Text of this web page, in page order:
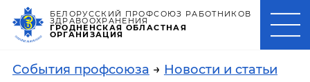
БЕЛОРУССКИЙ ПРОФСОЮЗ РАБОТНИКОВ
ЗДРАВООХРАНЕНИЯ
ГРОДНЕНСКАЯ ОБЛАСТНАЯ
ОРГАНИЗАЦИЯ
События профсоюза → Новости и статьи